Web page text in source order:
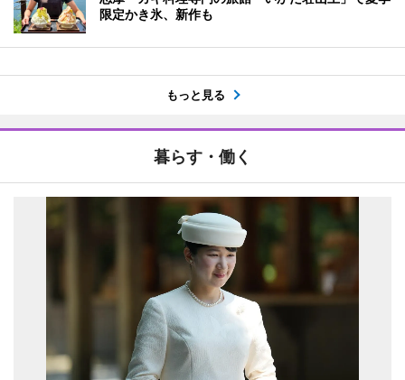
限定かき氷、新作も
もっと見る
暮らす・働く